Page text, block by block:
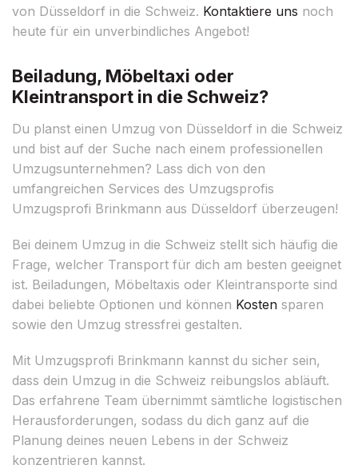
von Düsseldorf in die Schweiz. Kontaktiere uns noch
heute für ein unverbindliches Angebot!
Beiladung, Möbeltaxi oder
Kleintransport in die Schweiz?
Du planst einen Umzug von Düsseldorf in die Schweiz
und bist auf der Suche nach einem professionellen
Umzugsunternehmen? Lass dich von den
umfangreichen Services des Umzugsprofis
Umzugsprofi Brinkmann aus Düsseldorf überzeugen!
Bei deinem Umzug in die Schweiz stellt sich häufig die
Frage, welcher Transport für dich am besten geeignet
ist. Beiladungen, Möbeltaxis oder Kleintransporte sind
dabei beliebte Optionen und können Kosten sparen
sowie den Umzug stressfrei gestalten.
Mit Umzugsprofi Brinkmann kannst du sicher sein,
dass dein Umzug in die Schweiz reibungslos abläuft.
Das erfahrene Team übernimmt sämtliche logistischen
Herausforderungen, sodass du dich ganz auf die
Planung deines neuen Lebens in der Schweiz
konzentrieren kannst.